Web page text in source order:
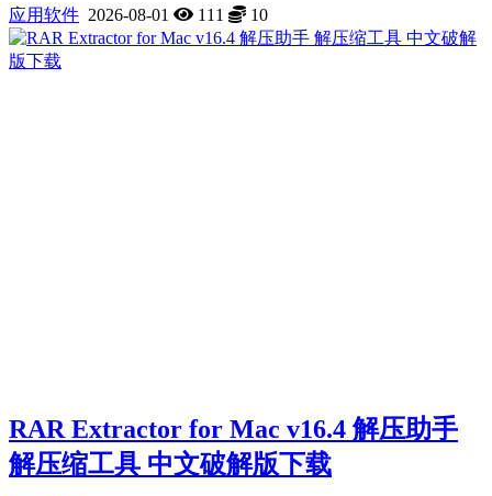
应用软件 2026-08-01 111 10
RAR Extractor for Mac v16.4 解压助手
解压缩工具 中文破解版下载